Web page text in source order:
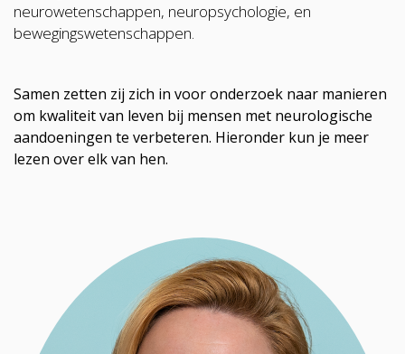
neurowetenschappen, neuropsychologie, en
bewegingswetenschappen.
Samen zetten zij zich in voor onderzoek naar manieren
om kwaliteit van leven bij mensen met neurologische
aandoeningen te verbeteren. Hieronder kun je meer
lezen over elk van hen.